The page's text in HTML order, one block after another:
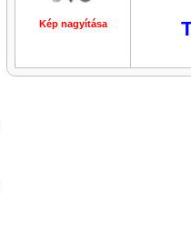
Kép nagyítása Kép